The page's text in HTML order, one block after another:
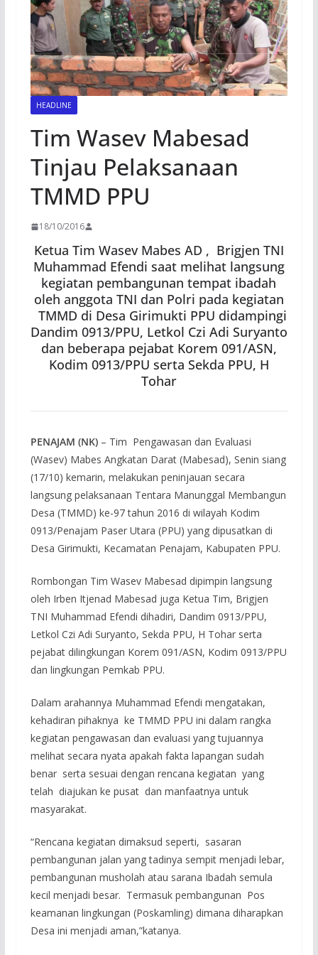
HEADLINE
Tim Wasev Mabesad
Tinjau Pelaksanaan
TMMD PPU
18/10/2016
Ketua Tim Wasev Mabes AD , Brigjen TNI
Muhammad Efendi saat melihat langsung
kegiatan pembangunan tempat ibadah
oleh anggota TNI dan Polri pada kegiatan
TMMD di Desa Girimukti PPU didampingi
Dandim 0913/PPU, Letkol Czi Adi Suryanto
dan beberapa pejabat Korem 091/ASN,
Kodim 0913/PPU serta Sekda PPU, H
Tohar
PENAJAM (NK)– Tim Pengawasan dan Evaluasi
(Wasev) Mabes Angkatan Darat (Mabesad), Senin siang
(17/10) kemarin, melakukan peninjauan secara
langsung pelaksanaan Tentara Manunggal Membangun
Desa (TMMD) ke-97 tahun 2016 di wilayah Kodim
0913/Penajam Paser Utara (PPU) yang dipusatkan di
Desa Girimukti, Kecamatan Penajam, Kabupaten PPU.
Rombongan Tim Wasev Mabesad dipimpin langsung
oleh Irben Itjenad Mabesad juga Ketua Tim, Brigjen
TNI Muhammad Efendi dihadiri, Dandim 0913/PPU,
Letkol Czi Adi Suryanto, Sekda PPU, H Tohar serta
pejabat dilingkungan Korem 091/ASN, Kodim 0913/PPU
dan lingkungan Pemkab PPU.
Dalam arahannya Muhammad Efendi mengatakan,
kehadiran pihaknya ke TMMD PPU ini dalam rangka
kegiatan pengawasan dan evaluasi yang tujuannya
melihat secara nyata apakah fakta lapangan sudah
benar serta sesuai dengan rencana kegiatan yang
telah diajukan ke pusat dan manfaatnya untuk
masyarakat.
“Rencana kegiatan dimaksud seperti, sasaran
pembangunan jalan yang tadinya sempit menjadi lebar,
pembangunan musholah atau sarana Ibadah semula
kecil menjadi besar. Termasuk pembangunan Pos
keamanan lingkungan (Poskamling) dimana diharapkan
Desa ini menjadi aman,”katanya.